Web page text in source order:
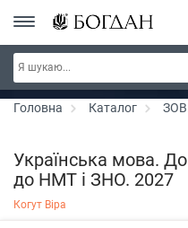
РОЗПРОДАЖ ~ 150 грн ~ 200 грн
300 грн ~
Головна Каталог
Українська мова.
до НМТ і ЗНО. 2027
Когут Віра